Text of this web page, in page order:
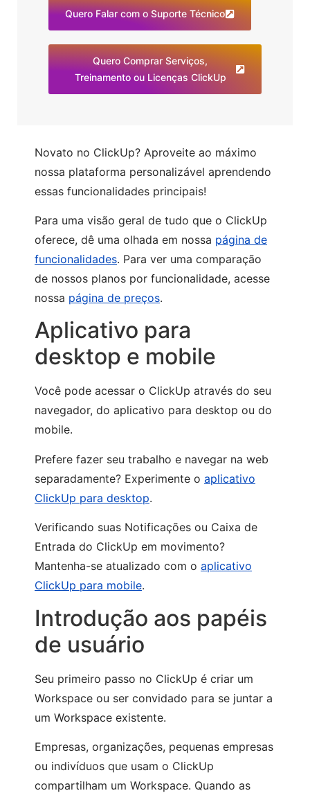
Quero Falar com o Suporte Técnico
Quero Comprar Serviços,
Treinamento ou Licenças ClickUp
Novato no ClickUp? Aproveite ao máximo
nossa plataforma personalizável aprendendo
essas funcionalidades principais!
Para uma visão geral de tudo que o ClickUp
oferece, dê uma olhada em nossa página de
funcionalidades. Para ver uma comparação
de nossos planos por funcionalidade, acesse
nossa página de preços.
Aplicativo para
desktop e mobile
Você pode acessar o ClickUp através do seu
navegador, do aplicativo para desktop ou do
mobile.
Prefere fazer seu trabalho e navegar na web
separadamente? Experimente o aplicativo
ClickUp para desktop.
Verificando suas Notificações ou Caixa de
Entrada do ClickUp em movimento?
Mantenha-se atualizado com o aplicativo
ClickUp para mobile.
Introdução aos papéis
de usuário
Seu primeiro passo no ClickUp é criar um
Workspace ou ser convidado para se juntar a
um Workspace existente.
Empresas, organizações, pequenas empresas
ou indivíduos que usam o ClickUp
compartilham um Workspace. Quando as